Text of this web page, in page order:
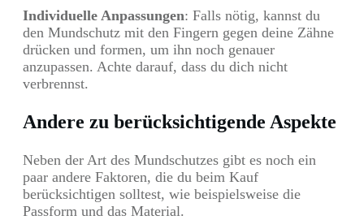
Individuelle Anpassungen: Falls nötig, kannst du
den Mundschutz mit den Fingern gegen deine Zähne
drücken und formen, um ihn noch genauer
anzupassen. Achte darauf, dass du dich nicht
verbrennst.
Andere zu berücksichtigende Aspekte
Neben der Art des Mundschutzes gibt es noch ein
paar andere Faktoren, die du beim Kauf
berücksichtigen solltest, wie beispielsweise die
Passform und das Material.